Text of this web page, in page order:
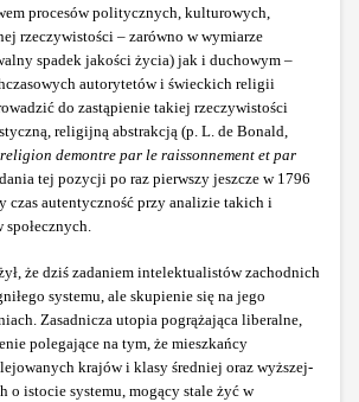
procesów politycznych, kulturowych,
rzeczywistości – zarówno w wymiarze
spadek jakości życia) jak i duchowym –
autorytetów i świeckich religii
do zastąpienie takiej rzeczywistości
religijną abstrakcją (p. L. de Bonald,
demontre par le raissonnement et par
tej pozycji po raz pierwszy jeszcze w 1796
czas autentyczność przy analizie takich i
że dziś zadaniem intelektualistów zachodnich
systemu, ale skupienie się na jego
Zasadnicza utopia pogrążająca liberalne,
polegające na tym, że mieszkańcy
krajów i klasy średniej oraz wyższej-
o istocie systemu, mogący stale żyć w